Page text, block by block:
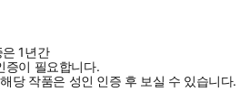
1년간
증이 필요합니다.
해당 작품은 성인 인증 후 보실 수 있습니다.